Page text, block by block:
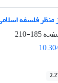
فلسفه
185-210